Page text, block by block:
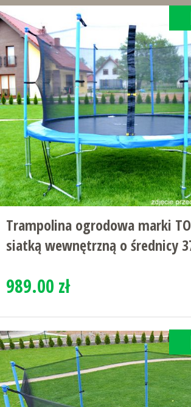
Trampolina ogrodowa marki
siatką wewnętrzną o średnicy
989.00 zł